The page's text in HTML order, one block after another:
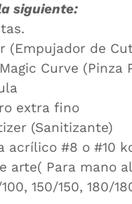
siguiente:
(Empujador de
Curve (Pinza
extra fino
(Sanitizante)
acrílico #8 o #10
arte( Para mano
150/150, 180/